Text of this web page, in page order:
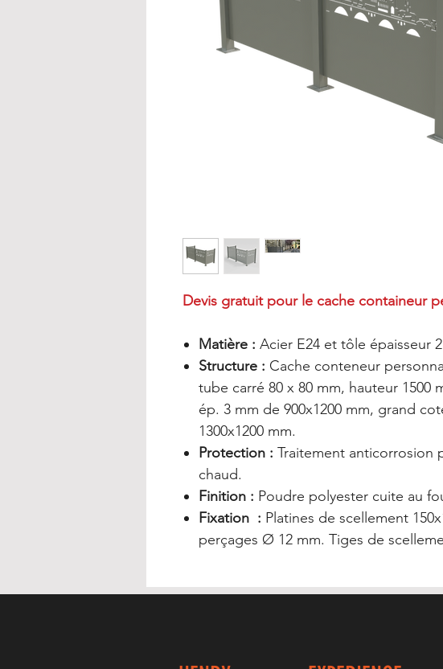
Devis gratuit pour le cache containeur
Matière : Acier E24 et tôle épaisseur
Structure : Cache conteneur
tube carré 80 x 80 mm, hauteur 1500
ép. 3 mm de 900x1200 mm, grand
1300x1200 mm.
Protection : Traitement anticorrosion
chaud.
Finition : Poudre polyester cuite au
Fixation : Platines de scellement
perçages Ø 12 mm. Tiges de